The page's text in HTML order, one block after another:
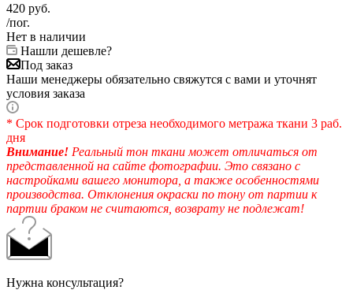
420 руб.
/пог.
Нет в наличии
Нашли дешевле?
Под заказ
Наши менеджеры обязательно свяжутся с вами и уточнят
условия заказа
* Срок подготовки отреза необходимого метража ткани 3 раб.
дня
Внимание! Реальный тон ткани может отличаться от
представленной на сайте фотографии. Это связано с
настройками вашего монитора, а также особенностями
производства. Отклонения окраски по тону от партии к
партии браком не считаются, возврату не подлежат!
Нужна консультация?